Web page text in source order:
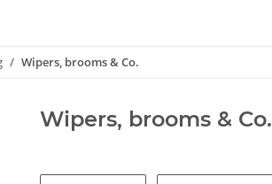
Wipers, brooms & Co.
Wipers, brooms & Co.